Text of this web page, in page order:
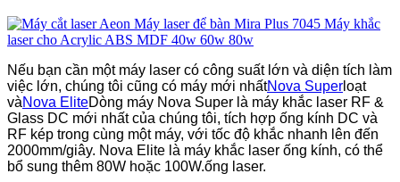
Nếu bạn cần một máy laser có công suất lớn và diện tích làm
việc lớn, chúng tôi cũng có máy mới nhấtNova Super loạt
vàNova EliteDòng máy Nova Super là máy khắc laser RF &
Glass DC mới nhất của chúng tôi, tích hợp ống kính DC và
RF kép trong cùng một máy, với tốc độ khắc nhanh lên đến
2000mm/giây. Nova Elite là máy khắc laser ống kính, có thể
bổ sung thêm 80W hoặc 100W.ống laser.